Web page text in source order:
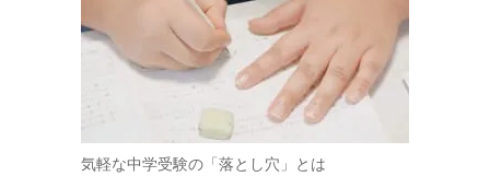
気軽な中学受験の「落とし穴」とは